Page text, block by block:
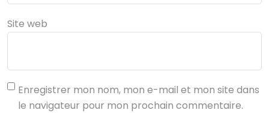
Site web
Enregistrer mon nom, mon e-mail et mon site dans
le navigateur pour mon prochain commentaire.